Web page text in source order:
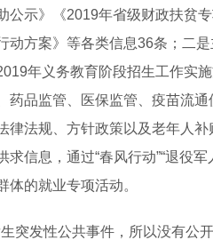
公示》《2019年省级财政扶贫
动方案》等各类信息36条；二
年义务教育阶段招生工作实
药品监管、医保监管、疫苗流
律法规、方针政策以及老年人
求信息，通过“春风行动”“退役
体的就业专项活动。
突发性公共事件，所以没有公